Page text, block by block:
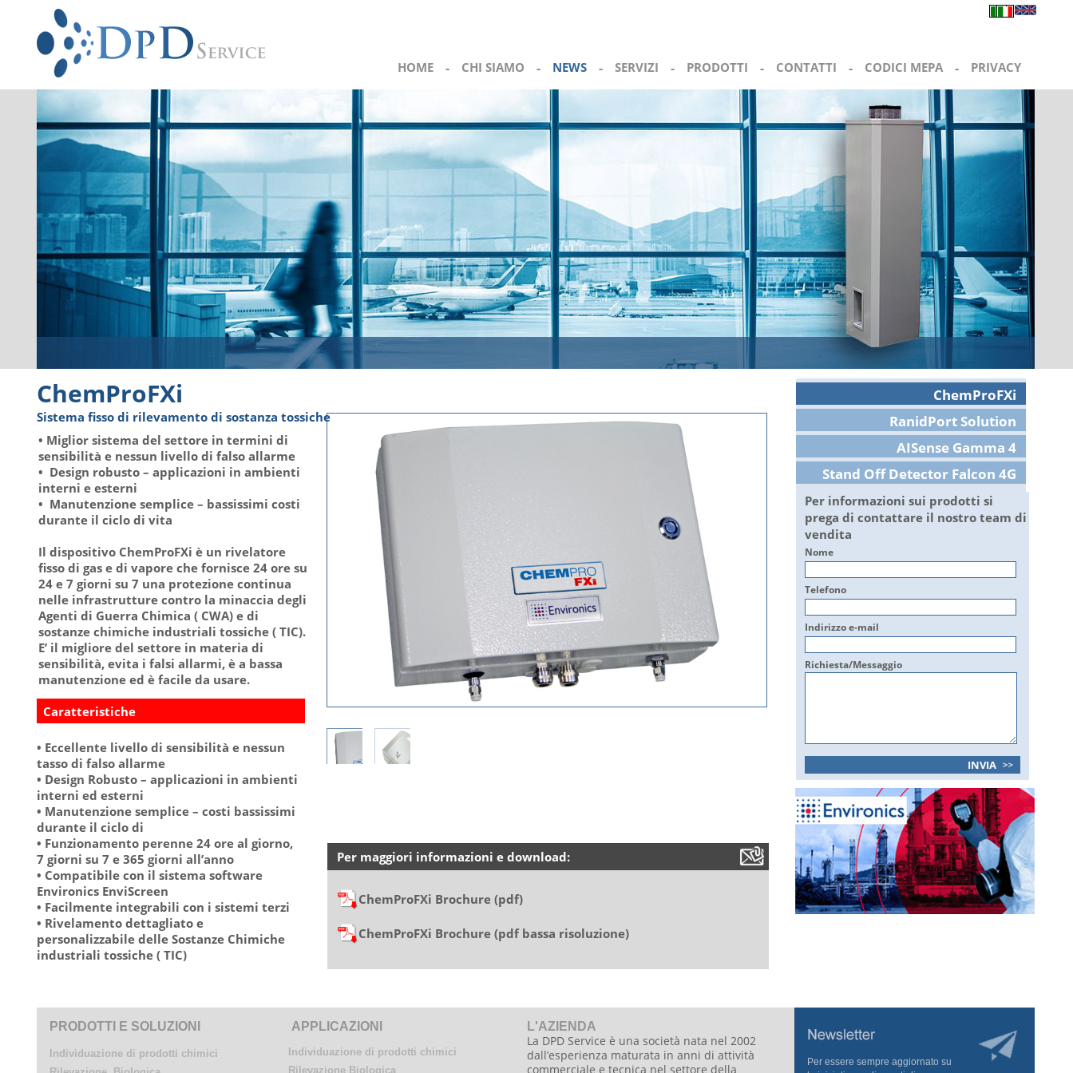
HOME - CHI SIAMO - NEWS - SERVIZI - PRODOTTI - CONTATTI - CODICI MEPA - PRIVACY
ChemProFXi
• Miglior sistema del settore in termini di
sensibilità e nessun livello di falso allarme
• Design robusto – applicazioni in ambienti
interni e esterni
• Manutenzione semplice – bassissimi costi
durante il ciclo di vita
Il dispositivo ChemProFXi è un rivelatore
fisso di gas e di vapore che fornisce 24 ore su
24 e 7 giorni su 7 una protezione continua
nelle infrastrutture contro la minaccia degli
Agenti di Guerra Chimica ( CWA) e di
sostanze chimiche industriali tossiche ( TIC).
E’ il migliore del settore in materia di
sensibilità, evita i falsi allarmi, è a bassa
manutenzione ed è facile da usare.
Caratteristiche
• Eccellente livello di sensibilità e nessun
tasso di falso allarme
• Design Robusto – applicazioni in ambienti
interni ed esterni
• Manutenzione semplice – costi bassissimi
durante il ciclo di
• Funzionamento perenne 24 ore al giorno,
7 giorni su 7 e 365 giorni all’anno
• Compatibile con il sistema software
Environics EnviScreen
• Facilmente integrabili con i sistemi terzi
• Rivelamento dettagliato e
personalizzabile delle Sostanze Chimiche
industriali tossiche ( TIC)
Sistema fisso di rilevamento di sostanza tossiche
Per maggiori informazioni e download:
ChemProFXi Brochure (pdf)
ChemProFXi Brochure (pdf bassa risoluzione)
ChemProFXi
RanidPort Solution
AISense Gamma 4
Stand Off Detector Falcon 4G
Per informazioni sui prodotti si
prega di contattare il nostro team di
vendita
Nome
Telefono
Indirizzo e-mail
Richiesta/Messaggio
Per essere sempre aggiornato su
PRODOTTI E SOLUZIONI APPLICAZIONI L'AZIENDA
Individuazione di prodotti chimici
Individuazione di prodotti chimici
Rilevazione Biologica
La DPD Service è una società nata nel 2002
dall’esperienza maturata in anni di attività
commerciale e tecnica nel settore della